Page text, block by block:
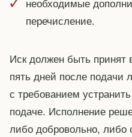
перечисление.
Иск должен быть принят
пять дней после подачи
с требованием
подаче. Исполнение
либо добровольно, либо